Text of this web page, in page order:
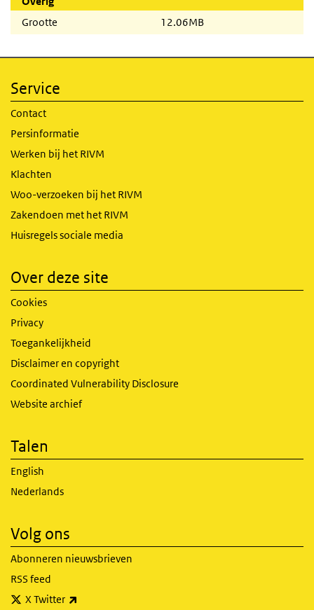
Grootte
12.06MB
Service
Contact
Persinformatie
Werken bij het RIVM
Klachten
Woo-verzoeken bij het RIVM
Zakendoen met het RIVM
Huisregels sociale media
Over deze site
Cookies
Privacy
Toegankelijkheid
Disclaimer en copyright
Coordinated Vulnerability Disclosure
Website archief
Talen
English
Nederlands
Volg ons
Abonneren nieuwsbrieven
RSS feed
X Twitter